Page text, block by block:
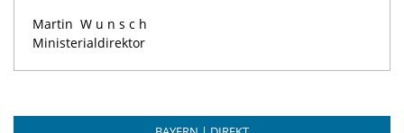
Martin Wunsch
Ministerialdirektor